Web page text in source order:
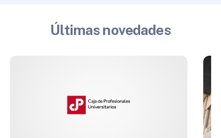
Últimas novedades